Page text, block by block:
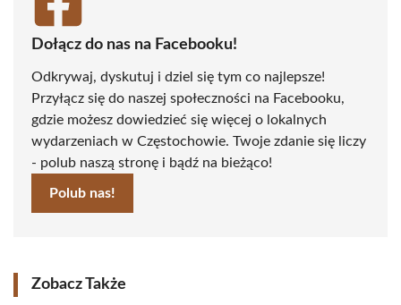
Dołącz do nas na Facebooku!
Odkrywaj, dyskutuj i dziel się tym co najlepsze!
Przyłącz się do naszej społeczności na Facebooku,
gdzie możesz dowiedzieć się więcej o lokalnych
wydarzeniach w Częstochowie. Twoje zdanie się liczy
- polub naszą stronę i bądź na bieżąco!
Polub nas!
Zobacz Także